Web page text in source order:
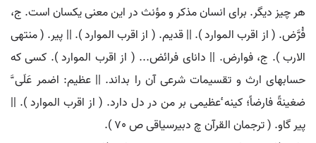
هر چیز دیگر. برای انسان مذکر و مؤنث در این معنی یکسان است. ج،
فُرَّض. ( از اقرب الموارد ). || قدیم. ( از اقرب الموارد ). || پیر. ( منتهی
الارب ). ج، فوارض. || دانای فرائض... ( از اقرب الموارد ). کسی که
حسابهای ارث و تقسیمات شرعی آن را بداند. || عظیم: اضمر عَلَی َّ
ضغینةً فارضاً؛ کینه ٔعظیمی بر من در دل دارد. ( از اقرب الموارد ). ||
پیر گاو. ( ترجمان القرآن چ دبیرسیاقی ص 70 ).